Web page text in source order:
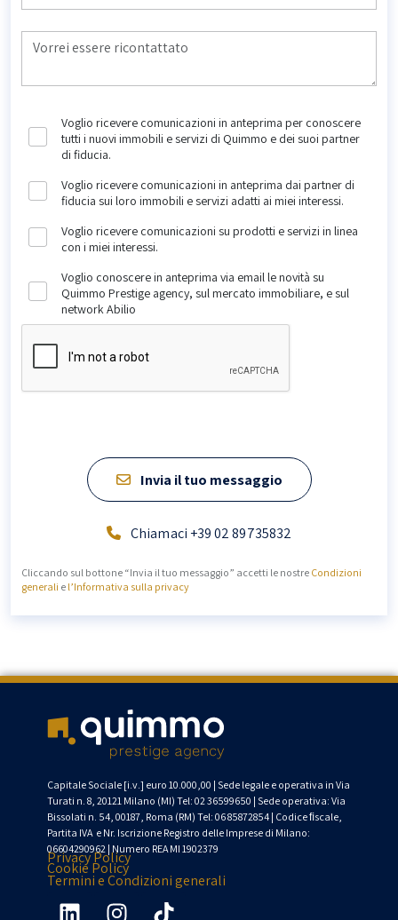
Voglio ricevere comunicazioni in anteprima per conoscere
tutti i nuovi immobili e servizi di Quimmo e dei suoi partner
di fiducia.
Voglio ricevere comunicazioni in anteprima dai partner di
fiducia sui loro immobili e servizi adatti ai miei interessi.
Voglio ricevere comunicazioni su prodotti e servizi in linea
con i miei interessi.
Voglio conoscere in anteprima via email le novità su
Quimmo Prestige agency, sul mercato immobiliare, e sul
network Abilio
Invia il tuo messaggio
Chiamaci +39 02 89735832
Cliccando sul bottone “Invia il tuo messaggio” accetti le nostre Condizioni
generali e l’Informativa sulla privacy
Capitale Sociale [i.v .] euro 10.000,00 | Sede legale e operativa in Via
Turati n. 8, 20121 Milano (MI) Tel: 02 36599650 | Sede operativa: Via
Bissolati n. 54, 00187, Roma (RM) Tel: 06 85872854 | Codiceﬁscale
Partita IVA e Nr. Iscrizione Registro delle Imprese di Milano:
06604290962 | Numero REA MI 1902379
Privacy Policy
Cookie Policy
Termini e Condizioni generali